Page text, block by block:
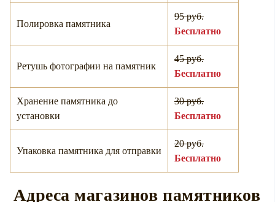
Полировка памятника
95 руб.
Бесплатно
Ретушь фотографии на памятник
45 руб.
Бесплатно
Хранение памятника до
установки
30 руб.
Бесплатно
Упаковка памятника для отправки
20 руб.
Бесплатно
Адреса магазинов памятников